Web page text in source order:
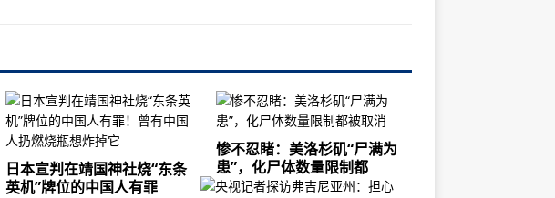
日本宣判在靖国神社烧“东条
英机”牌位的中国人有罪
惨不忍睹：美洛杉矶“尸满为
患”，化尸体数量限制都